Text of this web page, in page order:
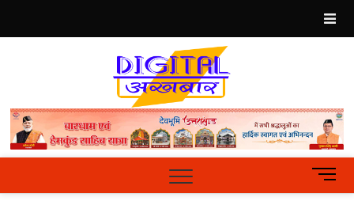
content
Hindi
News
PortalM
e